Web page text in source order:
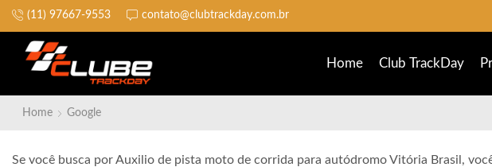
(11) 97667-9553 contato@clubtrackday.com.br
Não perca a largada
Home Club TrackDay
Home Google
Se você busca por Auxilio de pista moto de corrida para autódromo Vitória Brasil,